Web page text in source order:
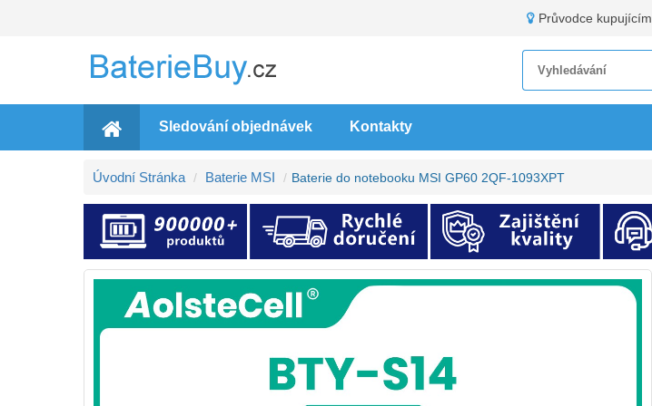
Průvodce kupujícím
Sledování objednávek Kontakty
Úvodní Stránka Baterie MSI Baterie do notebooku MSI GP60 2QF-1093XPT